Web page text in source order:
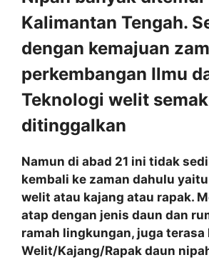
Kalimantan Tengah.
dengan kemajuan
perkembangan Ilmu
Teknologi welit
ditinggalkan
Namun di abad 21 ini tidak
kembali ke zaman dahulu
welit atau kajang atau rapak.
atap dengan jenis daun dan
ramah lingkungan, juga terasa
Welit/Kajang/Rapak daun